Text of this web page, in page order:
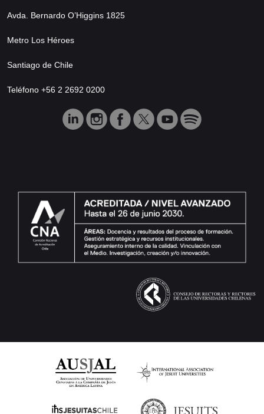
Avda. Bernardo O’Higgins 1825
Metro Los Héroes
Santiago de Chile
Teléfono +56 2 2692 0200